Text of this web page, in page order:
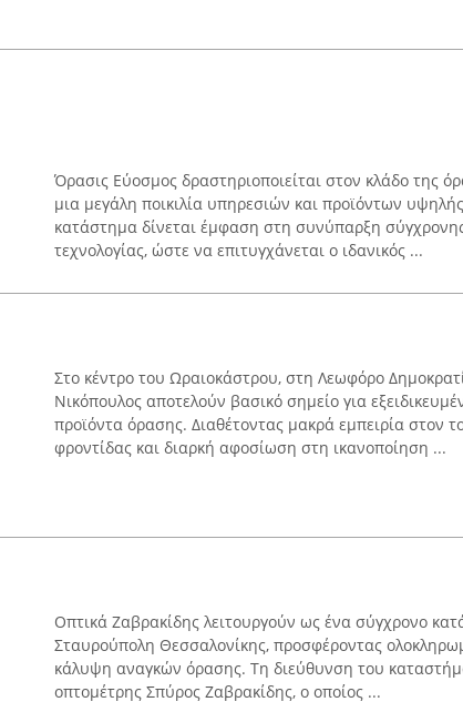
Όρασις Εύοσμος δραστηριοποιείται στον κλάδο της
μια μεγάλη ποικιλία υπηρεσιών και προϊόντων
κατάστημα δίνεται έμφαση στη συνύπαρξη
τεχνολογίας, ώστε να επιτυγχάνεται ο ιδανικός ...
Στο κέντρο του Ωραιοκάστρου, στη Λεωφόρο
Νικόπουλος αποτελούν βασικό σημείο για
προϊόντα όρασης. Διαθέτοντας μακρά εμπειρία στον
φροντίδας και διαρκή αφοσίωση στη ικανοποίηση ...
Οπτικά Ζαβρακίδης λειτουργούν ως ένα σύγχρονο
Σταυρούπολη Θεσσαλονίκης, προσφέροντας
κάλυψη αναγκών όρασης. Τη διεύθυνση του
οπτομέτρης Σπύρος Ζαβρακίδης, ο οποίος ...